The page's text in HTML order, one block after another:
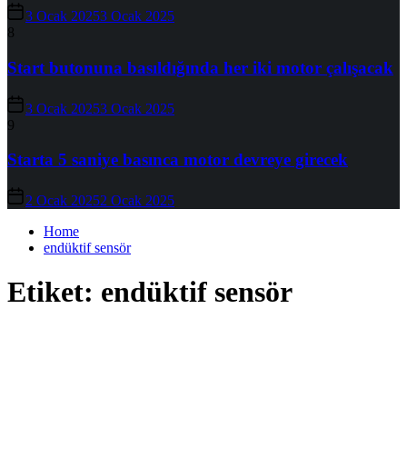
3 Ocak 20253 Ocak 2025
8
Start butonuna basıldığında her iki motor çalışacak
3 Ocak 20253 Ocak 2025
9
Starta 5 saniye basınca motor devreye girecek
2 Ocak 20252 Ocak 2025
Home
endüktif sensör
Etiket: endüktif sensör